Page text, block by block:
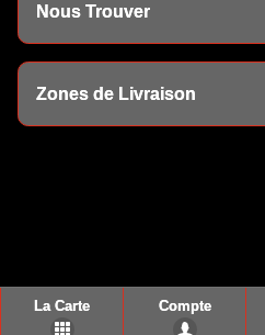
Nous Trouver
Zones de Livraison
La Carte Compte